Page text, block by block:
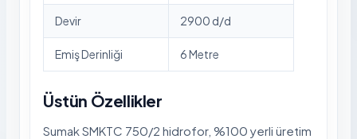
Devir 2900 d/d
Emiş Derinliği 6 Metre
Üstün Özellikler
Sumak SMKTC 750/2 hidrofor, %100 yerli üretim